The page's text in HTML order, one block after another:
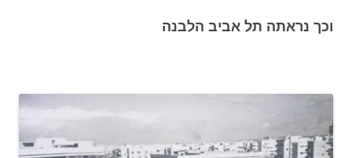
וכך נראתה תל אביב הלבנה